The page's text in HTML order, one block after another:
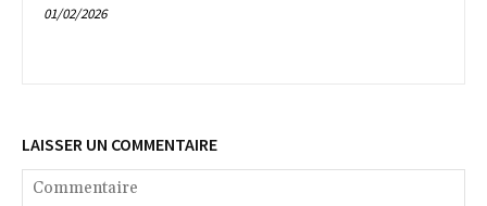
01/02/2026
LAISSER UN COMMENTAIRE